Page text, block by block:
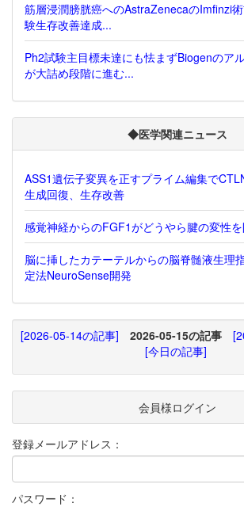
筋層浸潤膀胱癌へのAstraZenecaのImfinzi
験生存改善達成...
Ph2試験主目標未達にも怯まずBiogenのア
が大詰め段階に進む...
◆医学関連ニュース
ASS1遺伝子変異を正すプライム編集で
生成回復、生存改善
感覚神経からのFGF1がどうやら腱の変性
脳に挿したカテーテルからの脳脊髄液生理
定法NeuroSense開発
[2026-05-14の記事] 2026-05-15の記事
[今日の記事]
会員様ログイン
登録メールアドレス：
パスワード：